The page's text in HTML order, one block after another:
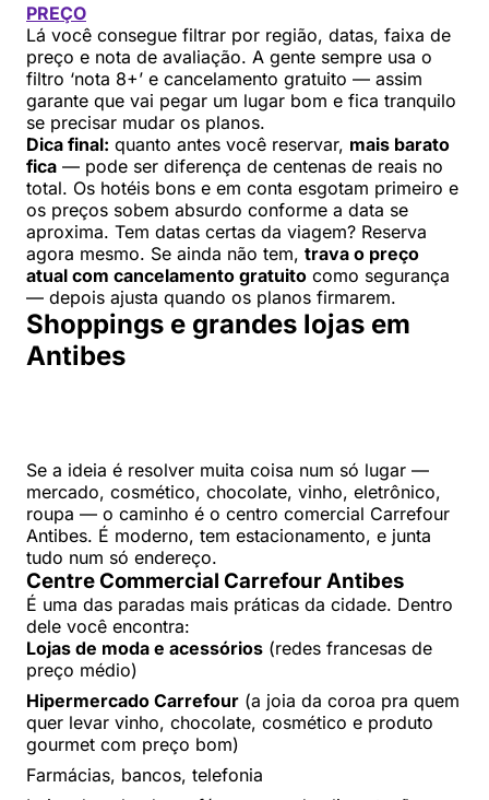
PREÇO
Lá você consegue filtrar por região, datas, faixa de
preço e nota de avaliação. A gente sempre usa o
filtro ‘nota 8+’ e cancelamento gratuito — assim
garante que vai pegar um lugar bom e fica tranquilo
se precisar mudar os planos.
Dica final: quanto antes você reservar, mais barato
fica — pode ser diferença de centenas de reais no
total. Os hotéis bons e em conta esgotam primeiro e
os preços sobem absurdo conforme a data se
aproxima. Tem datas certas da viagem? Reserva
agora mesmo. Se ainda não tem, trava o preço
atual com cancelamento gratuito como segurança
— depois ajusta quando os planos firmarem.
Shoppings e grandes lojas em
Antibes
Se a ideia é resolver muita coisa num só lugar —
mercado, cosmético, chocolate, vinho, eletrônico,
roupa — o caminho é o centro comercial Carrefour
Antibes. É moderno, tem estacionamento, e junta
tudo num só endereço.
Centre Commercial Carrefour Antibes
É uma das paradas mais práticas da cidade. Dentro
dele você encontra:
Lojas de moda e acessórios (redes francesas de
preço médio)
Hipermercado Carrefour (a joia da coroa pra quem
quer levar vinho, chocolate, cosmético e produto
gourmet com preço bom)
Farmácias, bancos, telefonia